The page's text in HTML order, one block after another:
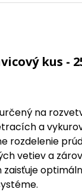
kus -
na
a
rozdelenie
vetiev a